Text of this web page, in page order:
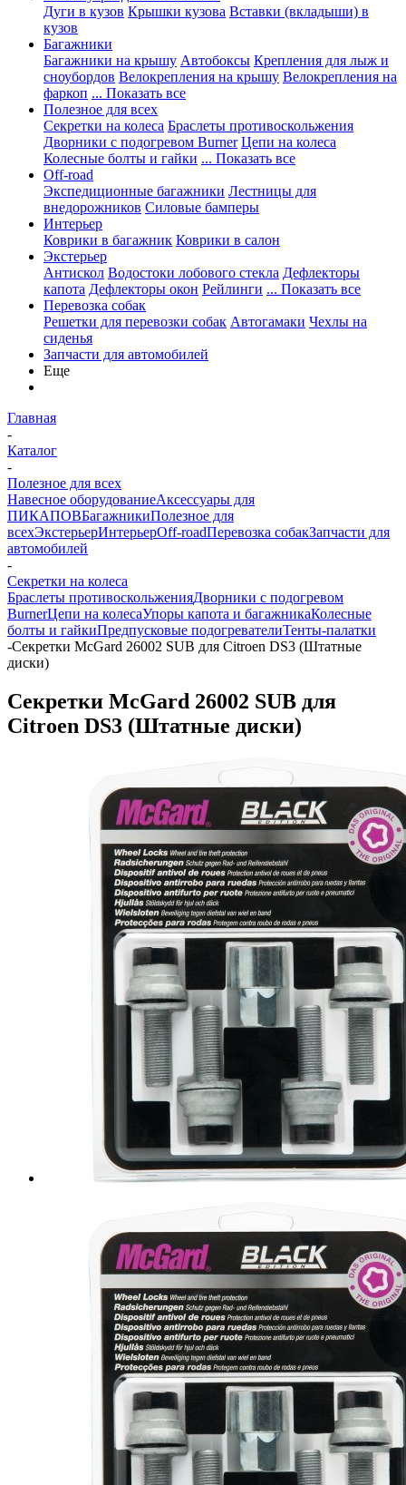
Дуги в кузов Крышки кузова Вставки (вкладыши) в
кузов
Багажники
Багажники на крышу Автобоксы Крепления для лыж и
сноубордов Велокрепления на крышу Велокрепления на
фаркоп ... Показать все
Полезное для всех
Секретки на колеса Браслеты противоскольжения
Дворники с подогревом Burner Цепи на колеса
Колесные болты и гайки ... Показать все
Off-road
Экспедиционные багажники Лестницы для
внедорожников Силовые бамперы
Интерьер
Коврики в багажник Коврики в салон
Экстерьер
Антискол Водостоки лобового стекла Дефлекторы
капота Дефлекторы окон Рейлинги ... Показать все
Перевозка собак
Решетки для перевозки собак Автогамаки Чехлы на
сиденья
Запчасти для автомобилей
Еще
Главная
-
Каталог
-
Полезное для всех
Навесное оборудованиеАксессуары для
ПИКАПОВБагажникиПолезное для
всехЭкстерьерИнтерьерOff-roadПеревозка собакЗапчасти для
автомобилей
-
Секретки на колеса
Браслеты противоскольженияДворники с подогревом
BurnerЦепи на колесаУпоры капота и багажникаКолесные
болты и гайкиПредпусковые подогревателиТенты-палатки
-Секретки McGard 26002 SUB для Citroen DS3 (Штатные
диски)
Секретки McGard 26002 SUB для
Citroen DS3 (Штатные диски)